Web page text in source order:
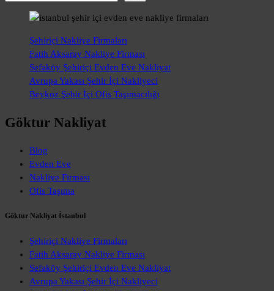
Şehiriçi Nakliye Firmaları
Fatih Aksaray Nakliye Firması
Sefaköy Şehiriçi Evden Eve Nakliyat
Avrupa Yakası Şehir İçi Nakliyeci
Beykoz Şehir İçi Ofis Taşımacılığı
Göktur Nakliyat
Blog
Evden Eve
Nakliye Firması
Ofis Taşıma
Göktur Nakliyat İstanbul
Şehiriçi Nakliye Firmaları
Fatih Aksaray Nakliye Firması
Sefaköy Şehiriçi Evden Eve Nakliyat
Avrupa Yakası Şehir İçi Nakliyeci